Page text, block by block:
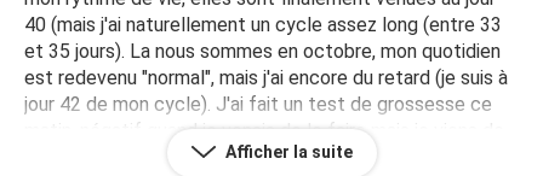
40 (mais j'ai naturellement un cycle assez long (entre 33
et 35 jours). La nous sommes en octobre, mon quotidien
est redevenu "normal", mais j'ai encore du retard (je suis à
jour 42 de mon cycle). J'ai fait un test de grossesse ce
matin, négatif quand je venais de le faire mais je viens de
le reregarder il y a une barre à moitié présente, même si
Afficher la suite